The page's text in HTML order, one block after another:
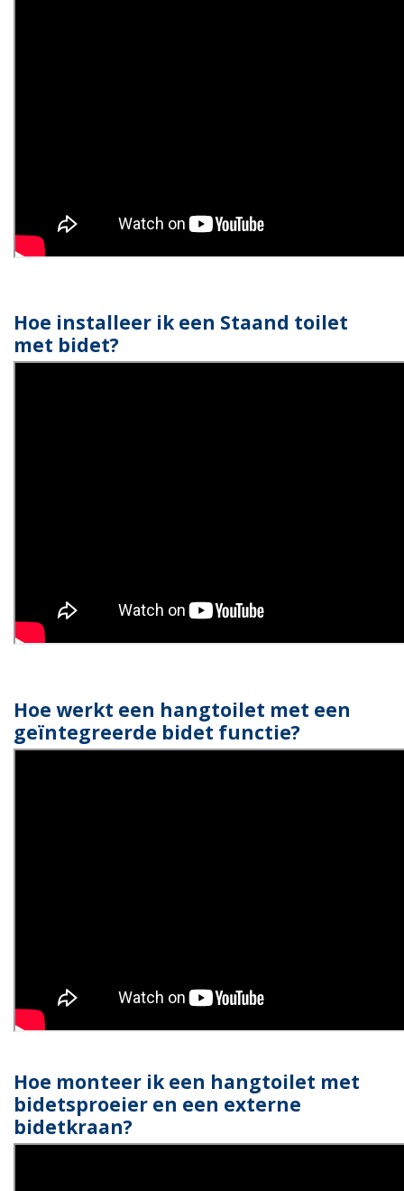
Hoe installeer ik een Staand toilet
met bidet?
Hoe werkt een hangtoilet met een
geïntegreerde bidet functie?
Hoe monteer ik een hangtoilet met
bidetsproeier en een externe
bidetkraan?